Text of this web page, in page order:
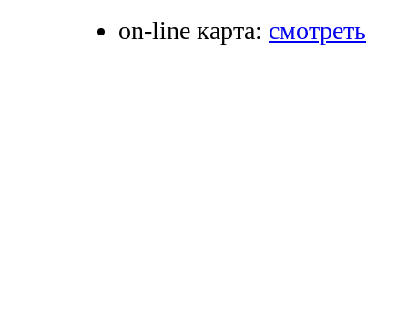
on-line карта: смотреть